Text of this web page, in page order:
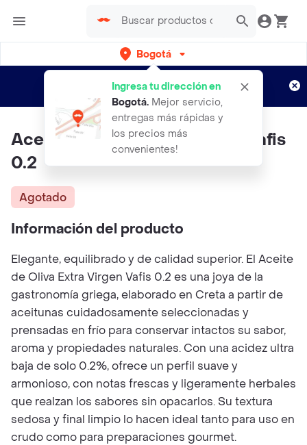
Bogotá
Ingresa tu dirección en
Bogotá. Mejor servicio,
entregas más rápidas y
los precios más
convenientes!
envíos gratis por semanas
Aplican TyC
Aceite De Oliva Extra Virgen Vafis
0.2
Agotado
Información del producto
Elegante, equilibrado y de calidad superior. El Aceite
de Oliva Extra Virgen Vafis 0.2 es una joya de la
gastronomía griega, elaborado en Creta a partir de
aceitunas cuidadosamente seleccionadas y
prensadas en frío para conservar intactos su sabor,
aroma y propiedades naturales. Con una acidez ultra
baja de solo 0.2%, ofrece un perfil suave y
armonioso, con notas frescas y ligeramente herbales
que realzan los sabores sin opacarlos. Su textura
sedosa y final limpio lo hacen ideal tanto para uso en
crudo como para preparaciones gourmet.